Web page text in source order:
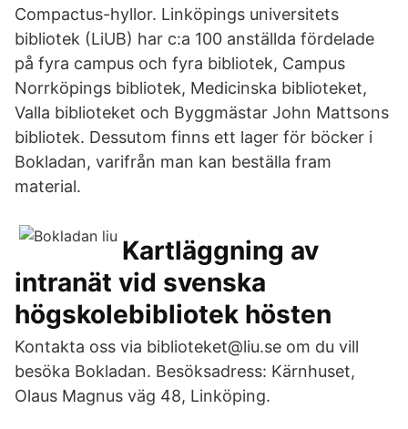
Compactus-hyllor. Linköpings universitets
bibliotek (LiUB) har c:a 100 anställda fördelade
på fyra campus och fyra bibliotek, Campus
Norrköpings bibliotek, Medicinska biblioteket,
Valla biblioteket och Byggmästar John Mattsons
bibliotek. Dessutom finns ett lager för böcker i
Bokladan, varifrån man kan beställa fram
material.
Kartläggning av
intranät vid svenska
högskolebibliotek hösten
Kontakta oss via biblioteket@liu.se om du vill
besöka Bokladan. Besöksadress: Kärnhuset,
Olaus Magnus väg 48, Linköping.